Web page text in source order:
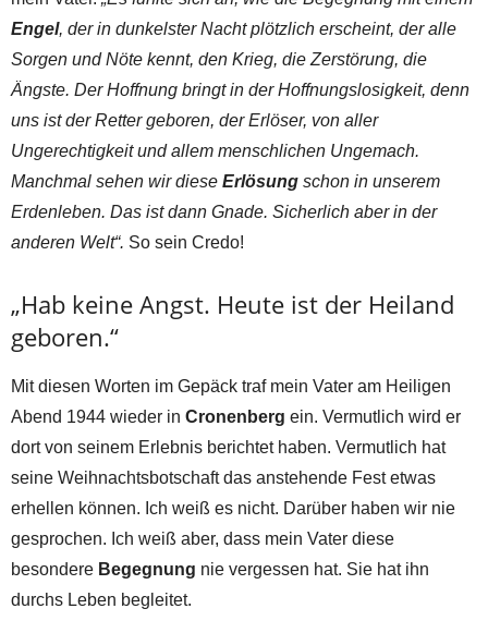
Engel, der in dunkelster Nacht plötzlich erscheint, der alle
Sorgen und Nöte kennt, den Krieg, die Zerstörung, die
Ängste. Der Hoffnung bringt in der Hoffnungslosigkeit, denn
uns ist der Retter geboren, der Erlöser, von aller
Ungerechtigkeit und allem menschlichen Ungemach.
Manchmal sehen wir diese Erlösung schon in unserem
Erdenleben. Das ist dann Gnade. Sicherlich aber in der
anderen Welt“. So sein Credo!
„Hab keine Angst. Heute ist der Heiland
geboren.“
Mit diesen Worten im Gepäck traf mein Vater am Heiligen
Abend 1944 wieder in Cronenberg ein. Vermutlich wird er
dort von seinem Erlebnis berichtet haben. Vermutlich hat
seine Weihnachtsbotschaft das anstehende Fest etwas
erhellen können. Ich weiß es nicht. Darüber haben wir nie
gesprochen. Ich weiß aber, dass mein Vater diese
besondere Begegnung nie vergessen hat. Sie hat ihn
durchs Leben begleitet.